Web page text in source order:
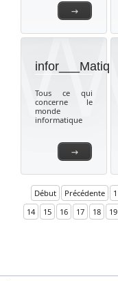
→
→
infor___Matique
Tous ce qui
concerne le
monde
informatique
Début Précédente 1
14
15 16 17 18 19